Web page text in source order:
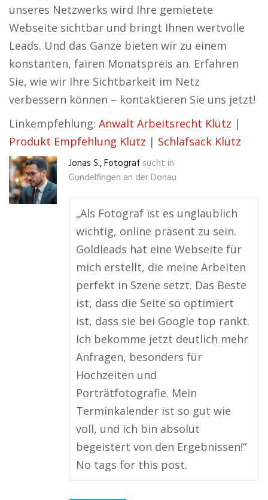
unseres Netzwerks wird Ihre gemietete
Webseite sichtbar und bringt Ihnen wertvolle
Leads. Und das Ganze bieten wir zu einem
konstanten, fairen Monatspreis an. Erfahren
Sie, wie wir Ihre Sichtbarkeit im Netz
verbessern können – kontaktieren Sie uns jetzt!
Linkempfehlung: Anwalt Arbeitsrecht Klütz |
Produkt Empfehlung Klütz | Schlafsack Klütz
Jonas S., Fotograf sucht in
Gundelfingen an der Donau
„Als Fotograf ist es unglaublich
wichtig, online präsent zu sein.
Goldleads hat eine Webseite für
mich erstellt, die meine Arbeiten
perfekt in Szene setzt. Das Beste
ist, dass die Seite so optimiert
ist, dass sie bei Google top rankt.
Ich bekomme jetzt deutlich mehr
Anfragen, besonders für
Hochzeiten und
Porträtfotografie. Mein
Terminkalender ist so gut wie
voll, und ich bin absolut
begeistert von den Ergebnissen!“
No tags for this post.